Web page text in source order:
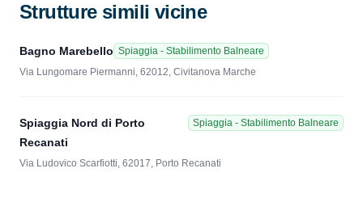
Strutture simili vicine
Bagno Marebello Spiaggia - Stabilimento Balneare
Via Lungomare Piermanni, 62012, Civitanova Marche
Spiaggia Nord di Porto
Recanati
Spiaggia - Stabilimento Balneare
Via Ludovico Scarfiotti, 62017, Porto Recanati